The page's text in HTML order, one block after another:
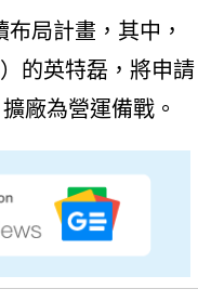
局計畫，其中，
的英特磊，將申請
廠為營運備戰。